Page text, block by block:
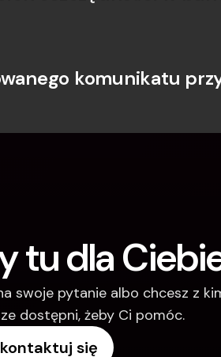
komunikatu
tu dla
swoje pytanie albo chcesz z
dostępni, żeby Ci pomóc.
się